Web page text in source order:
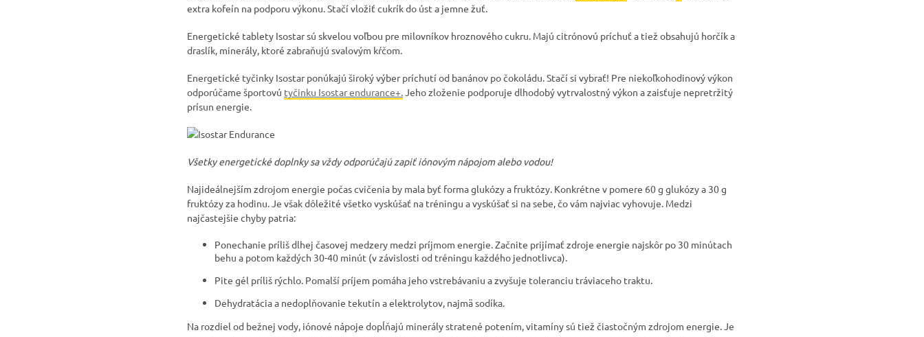
extra kofeín na podporu výkonu. Stačí vložiť cukrík do úst a jemne žuť.
Energetické tablety Isostar sú skvelou voľbou pre milovníkov hroznového cukru. Majú citrónovú príchuť a tiež obsahujú horčík a
draslík, minerály, ktoré zabraňujú svalovým kŕčom.
Energetické tyčinky Isostar ponúkajú široký výber príchutí od banánov po čokoládu. Stačí si vybrať! Pre niekoľkohodinový výkon
odporúčame športovú tyčinku Isostar endurance+. Jeho zloženie podporuje dlhodobý vytrvalostný výkon a zaisťuje nepretržitý
prísun energie.
Všetky energetické doplnky sa vždy odporúčajú zapiť iónovým nápojom alebo vodou!
Najideálnejším zdrojom energie počas cvičenia by mala byť forma glukózy a fruktózy. Konkrétne v pomere 60 g glukózy a 30 g
fruktózy za hodinu. Je však dôležité všetko vyskúšať na tréningu a vyskúšať si na sebe, čo vám najviac vyhovuje. Medzi
najčastejšie chyby patria:
Ponechanie príliš dlhej časovej medzery medzi príjmom energie. Začnite prijímať zdroje energie najskôr po 30 minútach
behu a potom každých 30-40 minút (v závislosti od tréningu každého jednotlivca).
Pite gél príliš rýchlo. Pomalší príjem pomáha jeho vstrebávaniu a zvyšuje toleranciu tráviaceho traktu.
Dehydratácia a nedoplňovanie tekutín a elektrolytov, najmä sodíka.
Na rozdiel od bežnej vody, iónové nápoje dopĺňajú minerály stratené potením, vitamíny sú tiež čiastočným zdrojom energie. Je